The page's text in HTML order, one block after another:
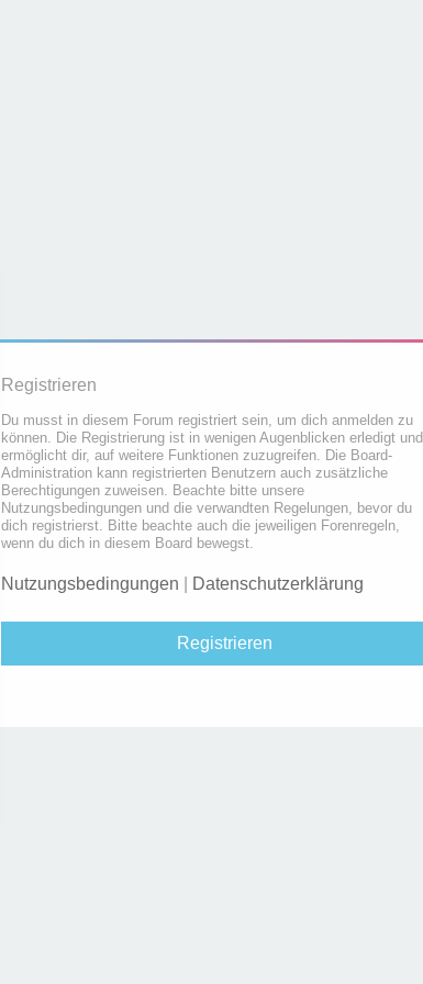
Registrieren
Du musst in diesem Forum registriert sein, um dich anmelden zu
können. Die Registrierung ist in wenigen Augenblicken erledigt und
ermöglicht dir, auf weitere Funktionen zuzugreifen. Die Board-
Administration kann registrierten Benutzern auch zusätzliche
Berechtigungen zuweisen. Beachte bitte unsere
Nutzungsbedingungen und die verwandten Regelungen, bevor du
dich registrierst. Bitte beachte auch die jeweiligen Forenregeln,
wenn du dich in diesem Board bewegst.
Nutzungsbedingungen Datenschutzerklärung
Registrieren